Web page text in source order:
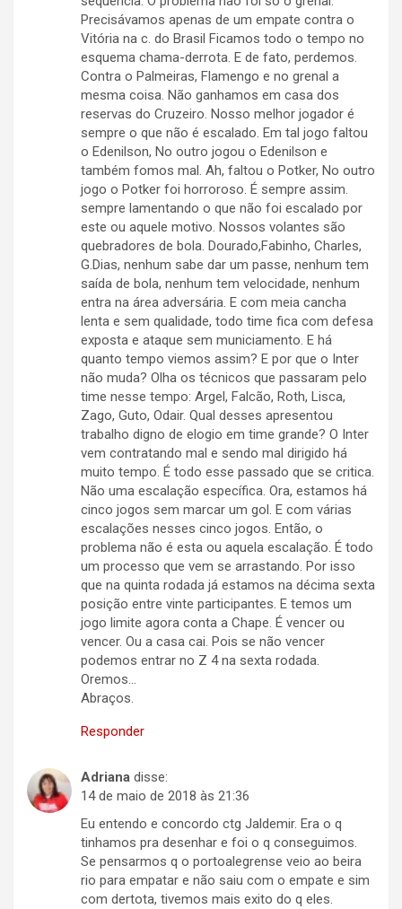
Precisávamos apenas de um empate contra o
Vitória na c. do Brasil Ficamos todo o tempo no
esquema chama-derrota. E de fato, perdemos.
Contra o Palmeiras, Flamengo e no grenal a
mesma coisa. Não ganhamos em casa dos
reservas do Cruzeiro. Nosso melhor jogador é
sempre o que não é escalado. Em tal jogo faltou
o Edenilson, No outro jogou o Edenilson e
também fomos mal. Ah, faltou o Potker, No outro
jogo o Potker foi horroroso. É sempre assim.
sempre lamentando o que não foi escalado por
este ou aquele motivo. Nossos volantes são
quebradores de bola. Dourado,Fabinho, Charles,
G.Dias, nenhum sabe dar um passe, nenhum tem
saída de bola, nenhum tem velocidade, nenhum
entra na área adversária. E com meia cancha
lenta e sem qualidade, todo time fica com defesa
exposta e ataque sem municiamento. E há
quanto tempo viemos assim? E por que o Inter
não muda? Olha os técnicos que passaram pelo
time nesse tempo: Argel, Falcão, Roth, Lisca,
Zago, Guto, Odair. Qual desses apresentou
trabalho digno de elogio em time grande? O Inter
vem contratando mal e sendo mal dirigido há
muito tempo. É todo esse passado que se critica.
Não uma escalação específica. Ora, estamos há
cinco jogos sem marcar um gol. E com várias
escalações nesses cinco jogos. Então, o
problema não é esta ou aquela escalação. É todo
um processo que vem se arrastando. Por isso
que na quinta rodada já estamos na décima sexta
posição entre vinte participantes. E temos um
jogo limite agora conta a Chape. É vencer ou
vencer. Ou a casa cai. Pois se não vencer
podemos entrar no Z 4 na sexta rodada.
Oremos…
Abraços.
Responder
Adriana disse:
14 de maio de 2018 às 21:36
Eu entendo e concordo ctg Jaldemir. Era o q
tinhamos pra desenhar e foi o q conseguimos.
Se pensarmos q o portoalegrense veio ao beira
rio para empatar e não saiu com o empate e sim
com dertota, tivemos mais exito do q eles.